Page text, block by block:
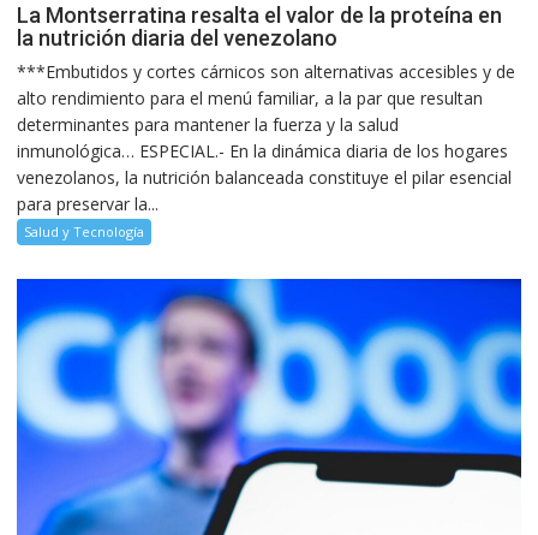
La Montserratina resalta el valor de la proteína en
la nutrición diaria del venezolano
***Embutidos y cortes cárnicos son alternativas accesibles y de
alto rendimiento para el menú familiar, a la par que resultan
determinantes para mantener la fuerza y la salud
inmunológica… ESPECIAL.- En la dinámica diaria de los hogares
venezolanos, la nutrición balanceada constituye el pilar esencial
para preservar la...
Salud y Tecnología